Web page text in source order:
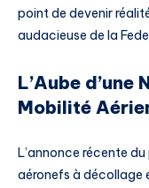
point de devenir
audacieuse de la
L’Aube d’une
Mobilité
L’annonce récente
aéronefs à décollage